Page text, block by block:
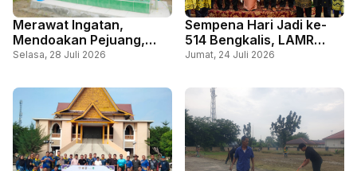
Merawat Ingatan,
Mendoakan Pejuang,
Tradisi Ziarah Makam
Jelang Hari Jadi
Selasa, 28 Juli 2026
Sempena Hari Jadi ke-
514 Bengkalis, LAMR
Sampaikan Jemputan
Datuk Seri Setia Amanah
Jumat, 24 Juli 2026